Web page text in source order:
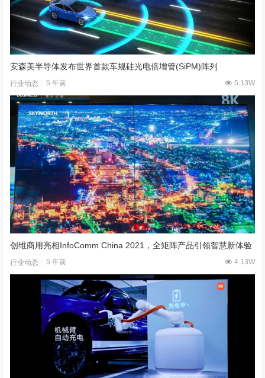
安森美半导体发布世界首款车规硅光电倍增管(SiPM)阵列
行业动态 5 年前 5.13W
创维商用亮相InfoComm China 2021，全矩阵产品引领智慧新体验
行业动态 5 年前 4.13W